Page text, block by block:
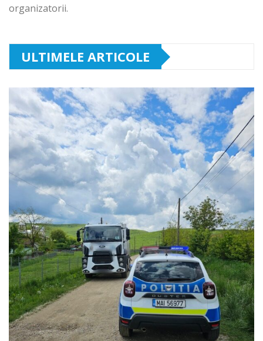
organizatorii.
ULTIMELE ARTICOLE